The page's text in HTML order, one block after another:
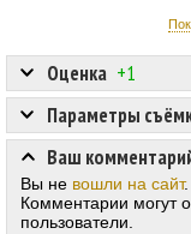
Оценка +1
Параметры
Ваш
Вы не вошли на сайт.
Комментарии могут
пользователи.